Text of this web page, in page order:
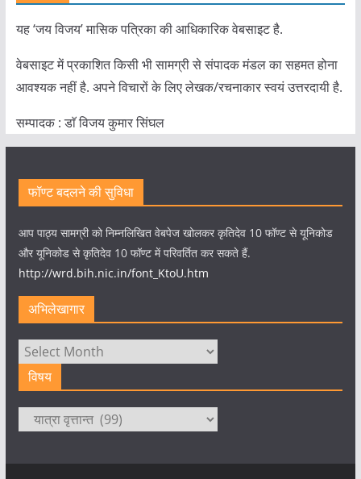
यह ‘जय विजय’ मासिक पत्रिका की आधिकारिक वेबसाइट है.
वेबसाइट में प्रकाशित किसी भी सामग्री से संपादक मंडल का सहमत होना
आवश्यक नहीं है. अपने विचारों के लिए लेखक/रचनाकार स्वयं उत्तरदायी है.
सम्पादक : डाॅ विजय कुमार सिंघल
फॉण्ट बदलने की सुविधा
आप पाठ्य सामग्री को निम्नलिखित वेबपेज खोलकर कृतिदेव 10 फॉण्ट से यूनिकोड
और यूनिकोड से कृतिदेव 10 फॉण्ट में परिवर्तित कर सकते हैं.
http://wrd.bih.nic.in/font_KtoU.htm
अभिलेखागार
अभिलेखागार
विषय
विषय